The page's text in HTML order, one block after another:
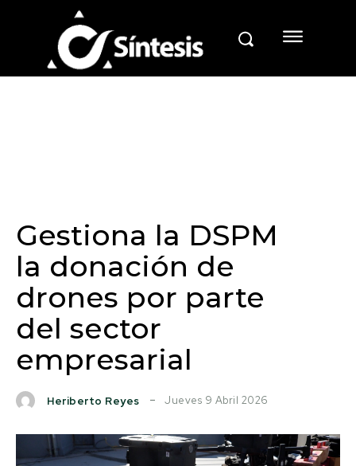
Gestiona la DSPM
la donación de
drones por parte
del sector
empresarial
Heriberto Reyes Jueves 9 Abril 2026